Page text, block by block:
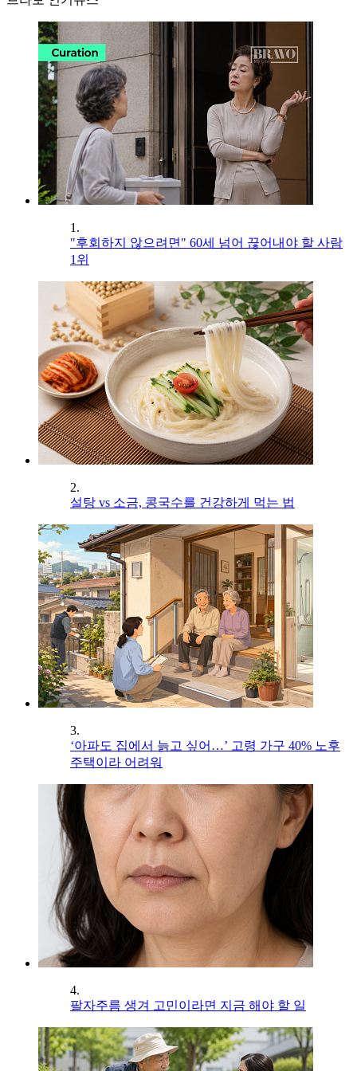
1.
"후회하지 않으려면" 60세 넘어 끊어내야 할 사람
1위
2.
설탕 vs 소금, 콩국수를 건강하게 먹는 법
3.
‘아파도 집에서 늙고 싶어…’ 고령 가구 40% 노후
주택이라 어려워
4.
팔자주름 생겨 고민이라면 지금 해야 할 일